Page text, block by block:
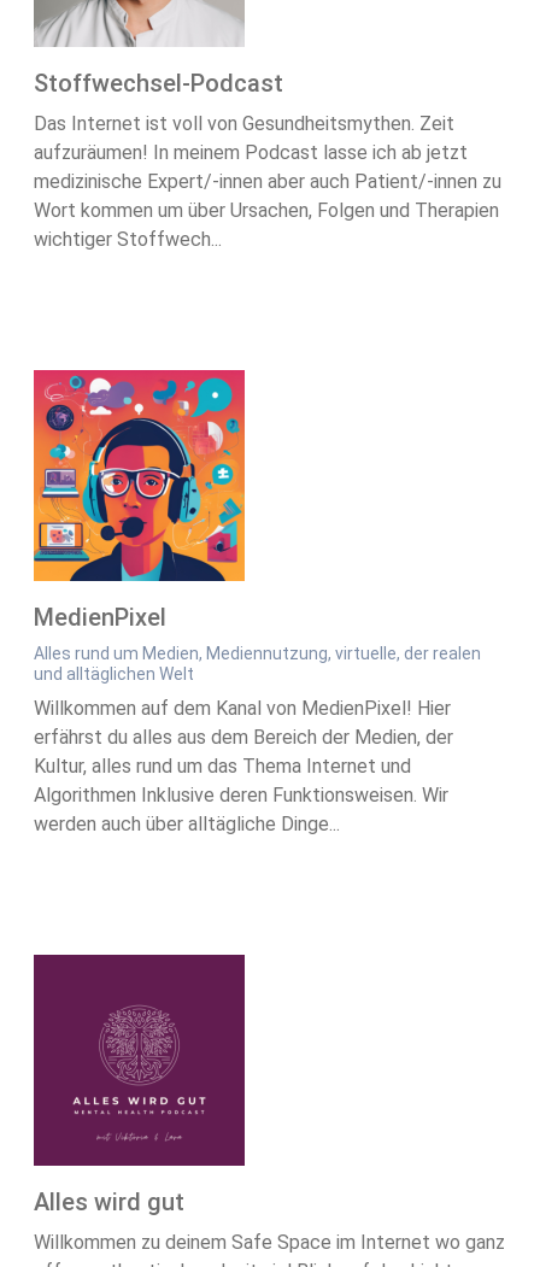
Stoffwechsel-Podcast
Das Internet ist voll von Gesundheitsmythen. Zeit
aufzuräumen! In meinem Podcast lasse ich ab jetzt
medizinische Expert/-innen aber auch Patient/-innen zu
Wort kommen um über Ursachen, Folgen und Therapien
wichtiger Stoffwech...
MedienPixel
Alles rund um Medien, Mediennutzung, virtuelle, der realen
und alltäglichen Welt
Willkommen auf dem Kanal von MedienPixel! Hier
erfährst du alles aus dem Bereich der Medien, der
Kultur, alles rund um das Thema Internet und
Algorithmen Inklusive deren Funktionsweisen. Wir
werden auch über alltägliche Dinge...
Alles wird gut
Willkommen zu deinem Safe Space im Internet wo ganz